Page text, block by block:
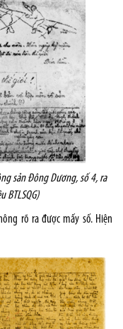
sản Đông Dương, số 4, ra
rõ ra được mấy số. Hiện